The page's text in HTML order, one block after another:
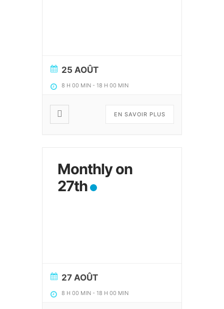
25 AOÛT
8 H 00 MIN - 18 H 00 MIN
EN SAVOIR PLUS
Monthly on
27th
27 AOÛT
8 H 00 MIN - 18 H 00 MIN